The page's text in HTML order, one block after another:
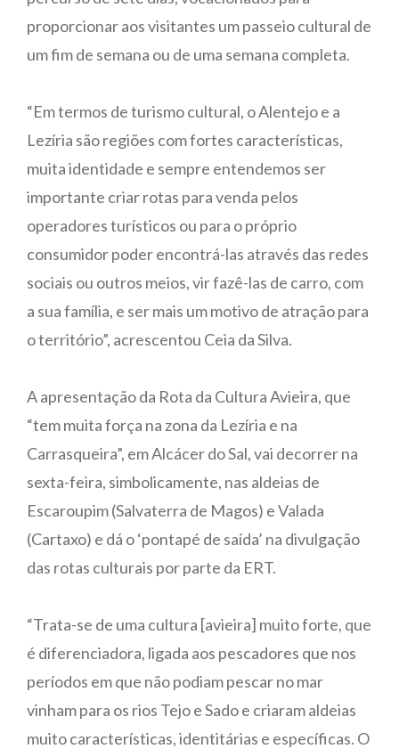
proporcionar aos visitantes um passeio cultural de
um fim de semana ou de uma semana completa.
“Em termos de turismo cultural, o Alentejo e a
Lezíria são regiões com fortes características,
muita identidade e sempre entendemos ser
importante criar rotas para venda pelos
operadores turísticos ou para o próprio
consumidor poder encontrá-las através das redes
sociais ou outros meios, vir fazê-las de carro, com
a sua família, e ser mais um motivo de atração para
o território”, acrescentou Ceia da Silva.
A apresentação da Rota da Cultura Avieira, que
“tem muita força na zona da Lezíria e na
Carrasqueira”, em Alcácer do Sal, vai decorrer na
sexta-feira, simbolicamente, nas aldeias de
Escaroupim (Salvaterra de Magos) e Valada
(Cartaxo) e dá o ‘pontapé de saída’ na divulgação
das rotas culturais por parte da ERT.
“Trata-se de uma cultura [avieira] muito forte, que
é diferenciadora, ligada aos pescadores que nos
períodos em que não podiam pescar no mar
vinham para os rios Tejo e Sado e criaram aldeias
muito características, identitárias e específicas. O